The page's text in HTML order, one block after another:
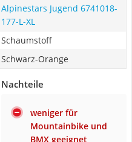
Alpinestars ‎Jugend 6741018-
177-L-XL
Schaumstoff
Schwarz-Orange
Nachteile
weniger für
Mountainbike und
BMX geeignet